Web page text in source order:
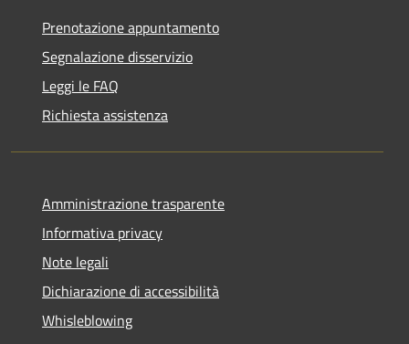
Prenotazione appuntamento
Segnalazione disservizio
Leggi le FAQ
Richiesta assistenza
Amministrazione trasparente
Informativa privacy
Note legali
Dichiarazione di accessibilità
Whisleblowing